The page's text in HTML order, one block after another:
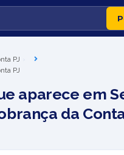
PJ
PJ
aparece em
da